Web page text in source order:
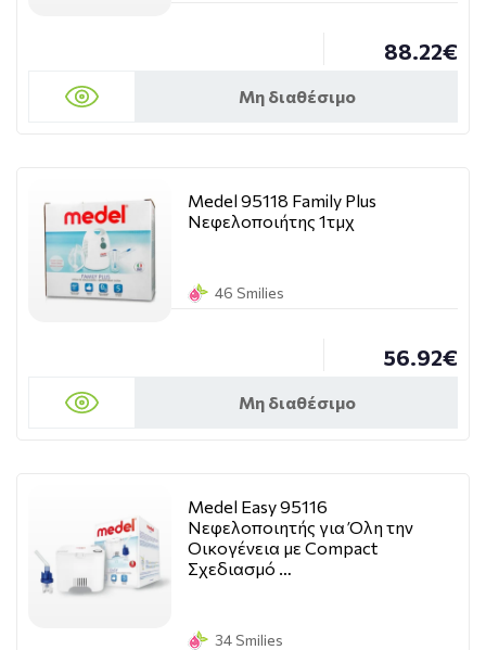
88.22€
Μη διαθέσιμο
Medel 95118 Family Plus
Νεφελοποιήτης 1τμχ
46 Smilies
56.92€
Μη διαθέσιμο
Medel Easy 95116
Νεφελοποιητής για Όλη την
Οικογένεια με Compact
Σχεδιασμό …
34 Smilies